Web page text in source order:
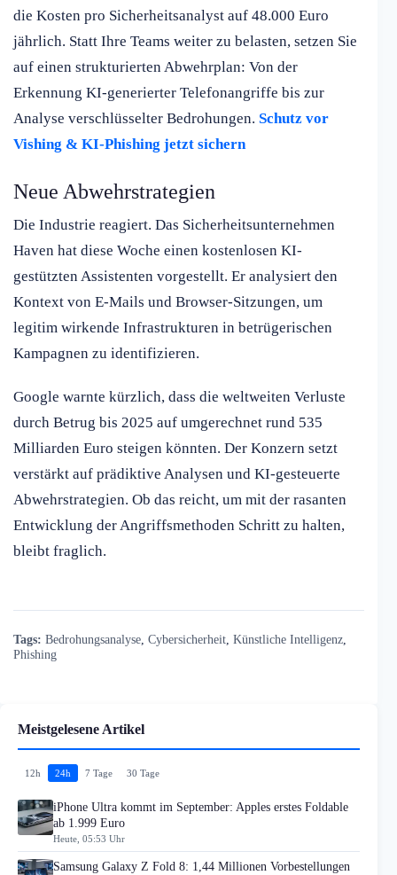
die Kosten pro Sicherheitsanalyst auf 48.000 Euro
jährlich. Statt Ihre Teams weiter zu belasten, setzen Sie
auf einen strukturierten Abwehrplan: Von der
Erkennung KI-generierter Telefonangriffe bis zur
Analyse verschlüsselter Bedrohungen. Schutz vor
Vishing & KI-Phishing jetzt sichern
Neue Abwehrstrategien
Die Industrie reagiert. Das Sicherheitsunternehmen
Haven hat diese Woche einen kostenlosen KI-
gestützten Assistenten vorgestellt. Er analysiert den
Kontext von E-Mails und Browser-Sitzungen, um
legitim wirkende Infrastrukturen in betrügerischen
Kampagnen zu identifizieren.
Google warnte kürzlich, dass die weltweiten Verluste
durch Betrug bis 2025 auf umgerechnet rund 535
Milliarden Euro steigen könnten. Der Konzern setzt
verstärkt auf prädiktive Analysen und KI-gesteuerte
Abwehrstrategien. Ob das reicht, um mit der rasanten
Entwicklung der Angriffsmethoden Schritt zu halten,
bleibt fraglich.
Tags: Bedrohungsanalyse Cybersicherheit Künstliche Intelligenz
Phishing
Meistgelesene Artikel
12h 24h 7 Tage 30 Tage
iPhone Ultra kommt im September: Apples erstes Foldable
ab 1.999 Euro
Heute, 05:53 Uhr
Samsung Galaxy Z Fold 8: 1,44 Millionen Vorbestellungen